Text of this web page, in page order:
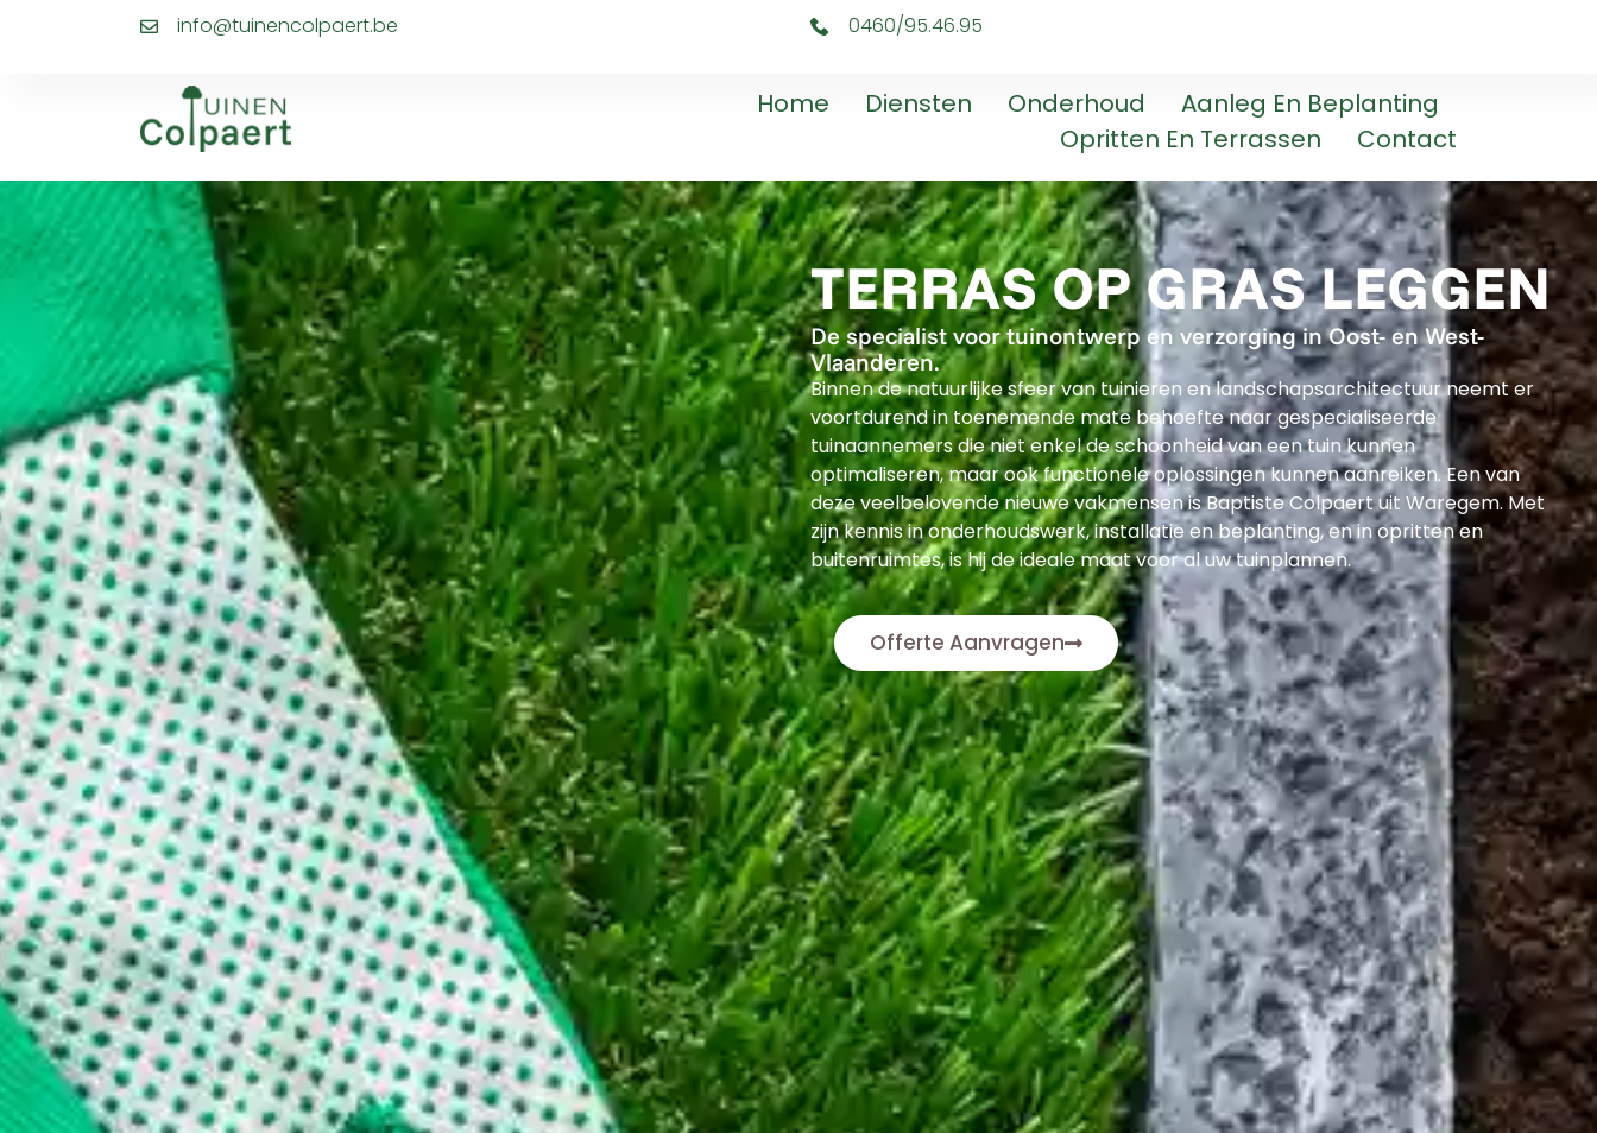
info@tuinencolpaert.be 0460/95.46.95
Home Diensten Onderhoud
Aanleg En Beplanting
Opritten En Terrassen
Contact
TERRAS OP GRAS LEGGEN
De specialist voor tuinontwerp en verzorging in Oost- en West-
Vlaanderen.
Binnen de natuurlijke sfeer van tuinieren en landschapsarchitectuur neemt er
voortdurend in toenemende mate behoefte naar gespecialiseerde
tuinaannemers die niet enkel de schoonheid van een tuin kunnen
optimaliseren, maar ook functionele oplossingen kunnen aanreiken. Een van
deze veelbelovende nieuwe vakmensen is Baptiste Colpaert uit Waregem. Met
zijn kennis in onderhoudswerk, installatie en beplanting, en in opritten en
buitenruimtes, is hij de ideale maat voor al uw tuinplannen.
Offerte Aanvragen